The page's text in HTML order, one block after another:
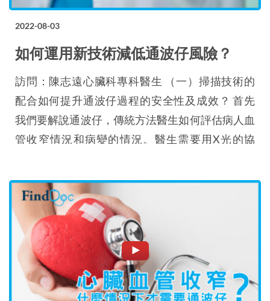
2022-08-03
如何運用新技術減低通波仔風險？
訪問：陳志遠心臟科專科醫生 （一）掃描技術的
配合如何提升通波仔過程的安全性及成效？ 首先
我們要解說通波仔，傳統方法醫生如何評估病人血
管收窄情況和病變的情況。醫生需要用X光的協
小、收窄的情況和斑塊的分佈，醫生就可以運用這
些資料，協助病人去處理這個手術，植入支架。
近年通波仔技術有大大進步，透過血管內的影像技
術，醫生可以透過IVUS（血管內超聲波）或
OCT（光…